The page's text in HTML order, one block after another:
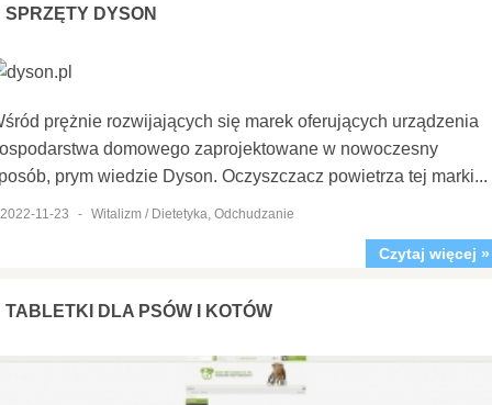
SPRZĘTY DYSON
prężnie rozwijających się marek oferujących urządzenia
domowego zaprojektowane w nowoczesny
prym wiedzie Dyson. Oczyszczacz powietrza tej marki...
2022-11-23 - Witalizm / Dietetyka, Odchudzanie
Czytaj więcej »
TABLETKI DLA PSÓW I KOTÓW